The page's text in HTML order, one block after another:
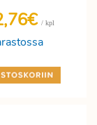
/ kpl